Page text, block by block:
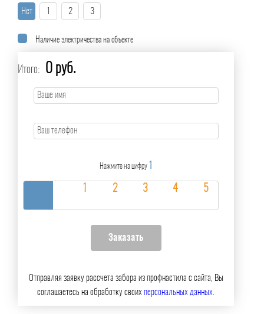
Нет 2 3
Наличие электричества на объекте
Итого: 0 руб.
Нажмите на цифру 1
Отправляя заявку рассчета забора из профнастила с сайта, Вы
соглашаетесь на обработку своихперсональных данных.